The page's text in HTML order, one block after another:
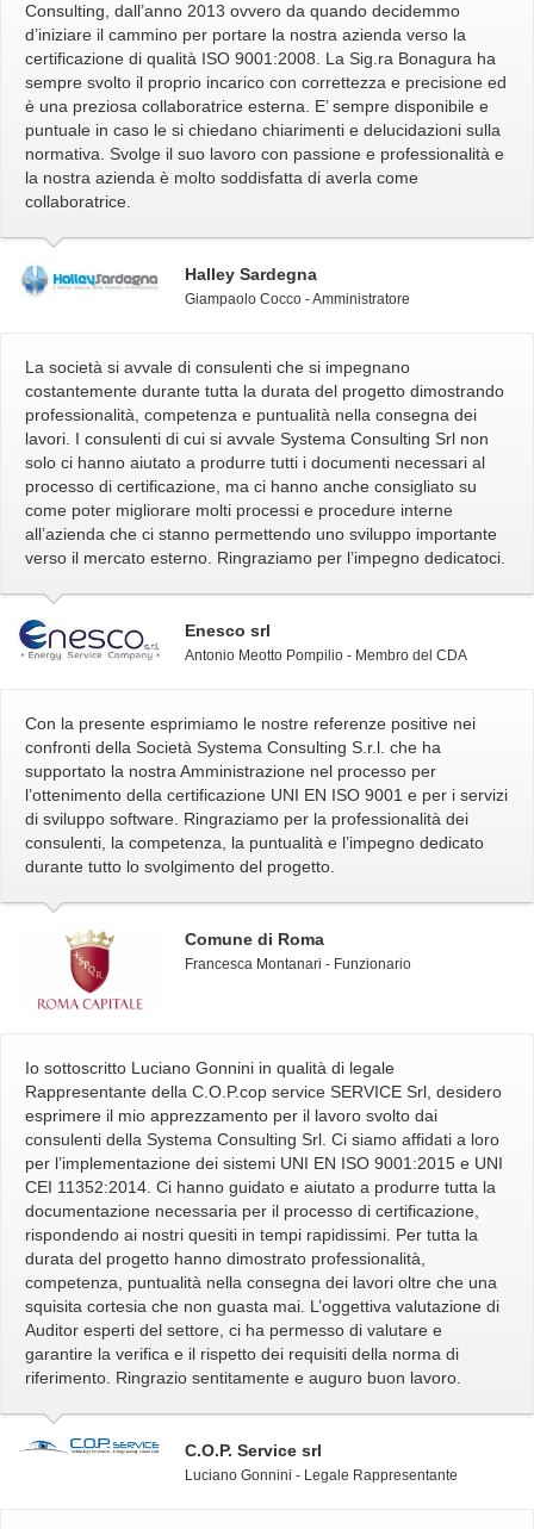
Consulting, dall’anno 2013 ovvero da quando decidemmo
d’iniziare il cammino per portare la nostra azienda verso la
certificazione di qualità ISO 9001:2008. La Sig.ra Bonagura ha
sempre svolto il proprio incarico con correttezza e precisione ed
è una preziosa collaboratrice esterna. E’ sempre disponibile e
puntuale in caso le si chiedano chiarimenti e delucidazioni sulla
normativa. Svolge il suo lavoro con passione e professionalità e
la nostra azienda è molto soddisfatta di averla come
collaboratrice.
Halley Sardegna
Giampaolo Cocco - Amministratore
La società si avvale di consulenti che si impegnano
costantemente durante tutta la durata del progetto dimostrando
professionalità, competenza e puntualità nella consegna dei
lavori. I consulenti di cui si avvale Systema Consulting Srl non
solo ci hanno aiutato a produrre tutti i documenti necessari al
processo di certificazione, ma ci hanno anche consigliato su
come poter migliorare molti processi e procedure interne
all’azienda che ci stanno permettendo uno sviluppo importante
verso il mercato esterno. Ringraziamo per l’impegno dedicatoci.
Enesco srl
Antonio Meotto Pompilio - Membro del CDA
Con la presente esprimiamo le nostre referenze positive nei
confronti della Società Systema Consulting S.r.l. che ha
supportato la nostra Amministrazione nel processo per
l’ottenimento della certificazione UNI EN ISO 9001 e per i servizi
di sviluppo software. Ringraziamo per la professionalità dei
consulenti, la competenza, la puntualità e l’impegno dedicato
durante tutto lo svolgimento del progetto.
Comune di Roma
Francesca Montanari - Funzionario
Io sottoscritto Luciano Gonnini in qualità di legale
Rappresentante della C.O.P.cop service SERVICE Srl, desidero
esprimere il mio apprezzamento per il lavoro svolto dai
consulenti della Systema Consulting Srl. Ci siamo affidati a loro
per l’implementazione dei sistemi UNI EN ISO 9001:2015 e UNI
CEI 11352:2014. Ci hanno guidato e aiutato a produrre tutta la
documentazione necessaria per il processo di certificazione,
rispondendo ai nostri quesiti in tempi rapidissimi. Per tutta la
durata del progetto hanno dimostrato professionalità,
competenza, puntualità nella consegna dei lavori oltre che una
squisita cortesia che non guasta mai. L’oggettiva valutazione di
Auditor esperti del settore, ci ha permesso di valutare e
garantire la verifica e il rispetto dei requisiti della norma di
riferimento. Ringrazio sentitamente e auguro buon lavoro.
C.O.P. Service srl
Luciano Gonnini - Legale Rappresentante